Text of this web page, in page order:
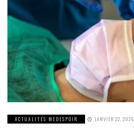
ACTUALITÉS MEDESPOIR JANVIER 22, 2026